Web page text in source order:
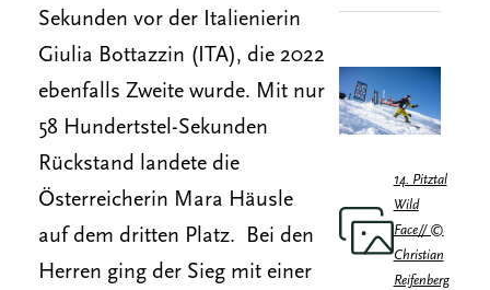
Sekunden vor der Italienierin
Giulia Bottazzin (ITA), die 2022
ebenfalls Zweite wurde. Mit nur
58 Hundertstel-Sekunden
Rückstand landete die
Österreicherin Mara Häusle
auf dem dritten Platz. Bei den
Herren ging der Sieg mit einer
14. Pitztal
Wild
Face// ©
Christian
Reifenberg